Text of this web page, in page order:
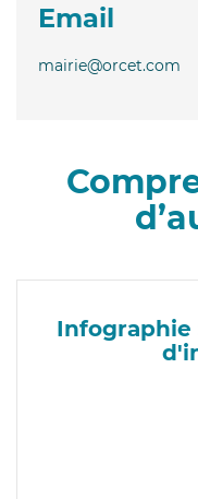
Email
mairie@orcet.com
Infographie